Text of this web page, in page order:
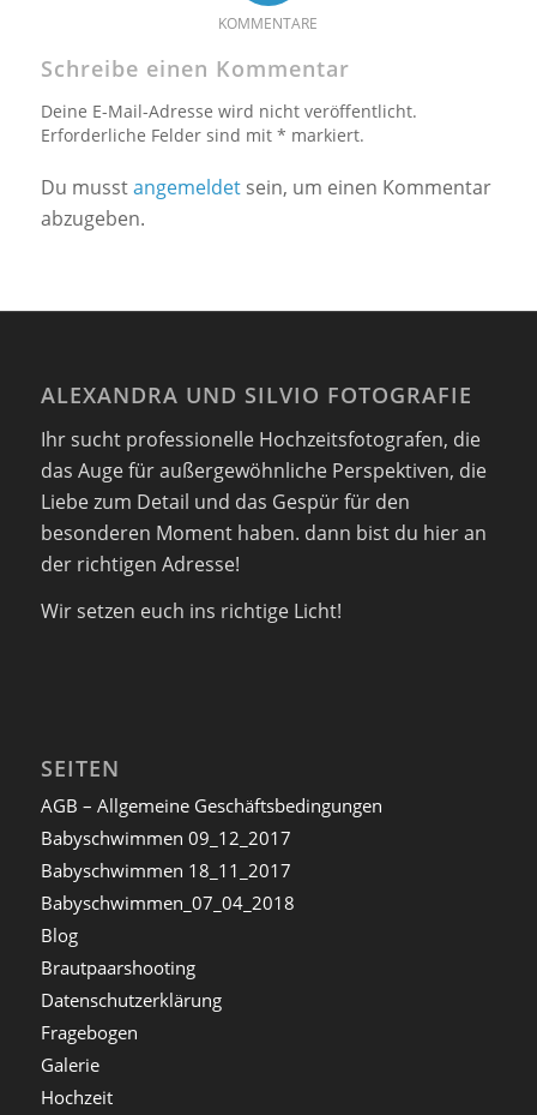
KOMMENTARE
Schreibe einen Kommentar
Deine E-Mail-Adresse wird nicht veröffentlicht.
Erforderliche Felder sind mit * markiert.
Du musstangemeldetsein, um einen Kommentar
abzugeben.
ALEXANDRA UND SILVIO FOTOGRAFIE
Ihr sucht professionelle Hochzeitsfotografen, die
das Auge für außergewöhnliche Perspektiven, die
Liebe zum Detail und das Gespür für den
besonderen Moment haben. dann bist du hier an
der richtigen Adresse!
Wir setzen euch ins richtige Licht!
SEITEN
AGB – Allgemeine Geschäftsbedingungen
Babyschwimmen 09_12_2017
Babyschwimmen 18_11_2017
Babyschwimmen_07_04_2018
Blog
Brautpaarshooting
Datenschutzerklärung
Fragebogen
Galerie
Hochzeit